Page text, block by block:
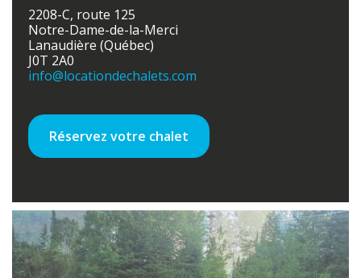
2208-C, route 125
Notre-Dame-de-la-Merci
Lanaudière (Québec)
J0T 2A0
info@locationdechalets.com
Réservez votre chalet